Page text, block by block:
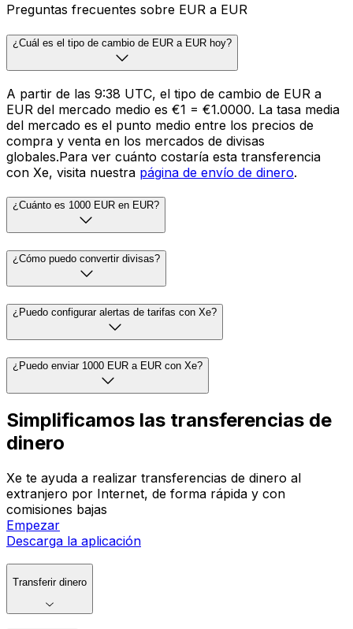
Preguntas frecuentes sobre EUR a EUR
¿Cuál es el tipo de cambio de EUR a EUR hoy?
A partir de las 9:38 UTC, el tipo de cambio de EUR a
EUR del mercado medio es €1 = €1.0000. La tasa media
del mercado es el punto medio entre los precios de
compra y venta en los mercados de divisas
globales.Para ver cuánto costaría esta transferencia
con Xe, visita nuestra página de envío de dinero.
¿Cuánto es 1000 EUR en EUR?
¿Cómo puedo convertir divisas?
¿Puedo configurar alertas de tarifas con Xe?
¿Puedo enviar 1000 EUR a EUR con Xe?
Simplificamos las transferencias de
dinero
Xe te ayuda a realizar transferencias de dinero al
extranjero por Internet, de forma rápida y con
comisiones bajas
Empezar
Descarga la aplicación
Transferir dinero